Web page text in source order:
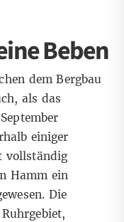
Beben
dem Bergbau
als das
einiger
vollständig
Hamm ein
Die